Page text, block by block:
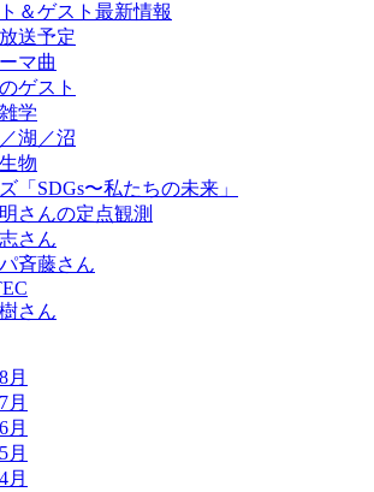
＆ゲスト最新情報
送予定
マ曲
ゲスト
学
湖／沼
物
「SDGs〜私たちの未来」
さんの定点観測
さん
斉藤さん
さん
月
月
月
月
月